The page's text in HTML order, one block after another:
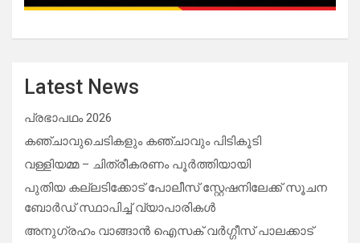
Latest News
പ്രഭാപഥം 2026
കഞ്ചാവുചെടികളും കഞ്ചാവും പിടികൂടി
വള്ളിയമ്മ – ചിത്രീകരണം പൂർത്തിയായി
പുതിയ കല്ലടിക്കോട് പോലീസ് സ്റ്റേഷനിലേക്ക് സൂചന
ബോർഡ് സ്ഥാപിച്ച് വ്യാപാരികൾ
അനുഗ്രഹം വാങ്ങാൻ ഐസക് വര്‍ഗ്ഗീസ് പാലക്കാട്